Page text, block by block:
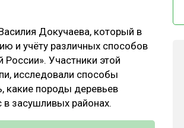
Докучаева, который в
и учёту различных способов
Участники этой
исследовали способы
какие породы деревьев
засушливых районах.